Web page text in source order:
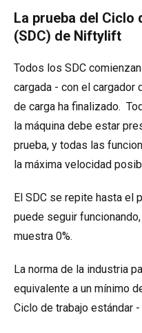
La prueba del Ciclo
(SDC) de Niftylift
Todos los SDC
cargada - con el cargador
de carga ha finalizado.
la máquina debe estar
prueba, y todas las
la máxima velocidad
El SDC se repite hasta el
puede seguir
muestra 0%.
La norma de la industria
equivalente a un mínimo
Ciclo de trabajo estándar